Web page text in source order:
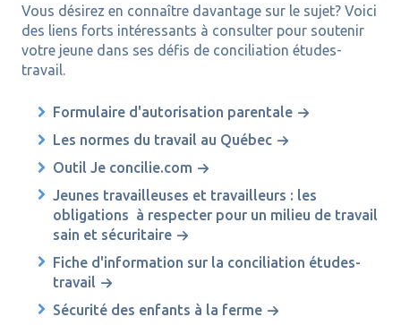
Vous désirez en connaître davantage sur le sujet? Voici
des liens forts intéressants à consulter pour soutenir
votre jeune dans ses défis de conciliation études-
travail.
Formulaire d'autorisation parentale
Les normes du travail au Québec
Outil Je concilie.com
Jeunes travailleuses et travailleurs : les
obligations à respecter pour un milieu de travail
sain et sécuritaire
Fiche d'information sur la conciliation études-
travail
Sécurité des enfants à la ferme